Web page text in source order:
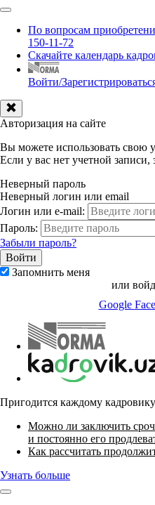
По вопросам
150-11-72
Скачайте календарь
Войти/
Авторизация на сайте
Вы можете использовать свою
Если у вас нет учетной записи,
Неверный пароль
Неверный логин или email
Логин или e-mail:
Пароль:
Забыли пароль?
Запомнить меня
или
Google
Пригодится каждому кадровику
Можно ли заключить
и постоянно его
Как рассчитать
Узнать больше